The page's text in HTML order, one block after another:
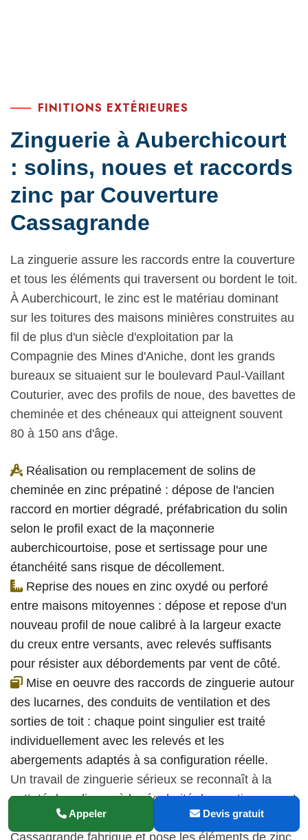
FINITIONS EXTÉRIEURES
Zinguerie à Auberchicourt
: solins, noues et raccords
zinc par Couverture
Cassagrande
La zinguerie assure les raccords entre la couverture
et tous les éléments qui traversent ou bordent le toit.
À Auberchicourt, le zinc est le matériau dominant
sur les toitures des maisons minières construites au
fil de plus d'un siècle d'exploitation par la
Compagnie des Mines d'Aniche, dont les grands
bureaux se situaient sur le boulevard Paul-Vaillant
Couturier, avec des profils de noue, des bavettes de
cheminée et des chéneaux qui atteignent souvent
80 à 150 ans d'âge.
Réalisation ou remplacement de solins de
cheminée en zinc prépatiné : dépose de l'ancien
raccord en mortier dégradé, préfabrication du solin
selon le profil exact de la maçonnerie
auberchicourtoise, pose et sertissage pour une
étanchéité sans risque de décollement.
Reprise des noues en zinc oxydé ou perforé
entre maisons mitoyennes : dépose et repose d'un
nouveau profil de noue calibré à la largeur exacte
du creux entre versants, avec relevés suffisants
pour résister aux débordements par vent de côté.
Mise en oeuvre des raccords de zinguerie autour
des lucarnes, des conduits de ventilation et des
sorties de toit : chaque point singulier est traité
individuellement avec les relevés et les
abergements adaptés à sa configuration réelle.
Un travail de zinguerie sérieux se reconnaît à la
netteté des pliures, à la régularité des sertissages et
à l'absence de jeu aux raccords. Couverture
Appeler Devis gratuit